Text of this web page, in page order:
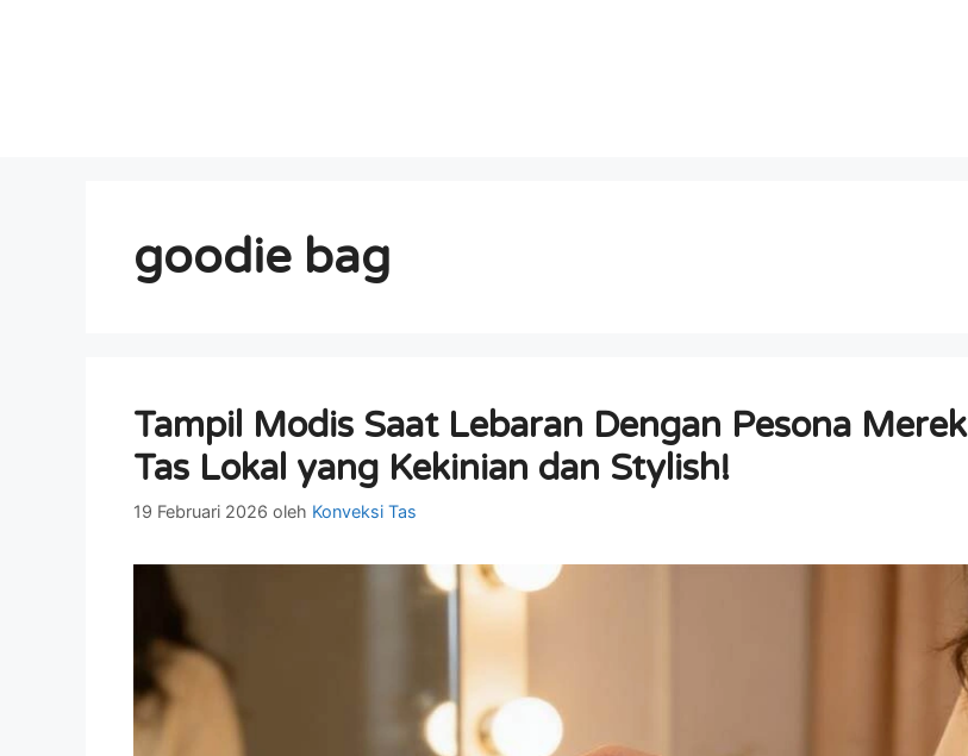
goodie bag
Tampil Modis Saat Lebaran Dengan Pesona Merek
Tas Lokal yang Kekinian dan Stylish!
19 Februari 2026 oleh Konveksi Tas